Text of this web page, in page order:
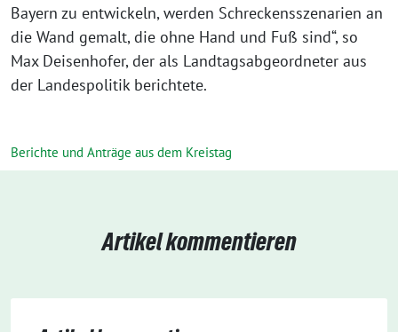
Bayern zu entwickeln, werden Schreckensszenarien an
die Wand gemalt, die ohne Hand und Fuß sind“, so
Max Deisenhofer, der als Landtagsabgeordneter aus
der Landespolitik berichtete.
Berichte und Anträge aus dem Kreistag
Artikel kommentieren